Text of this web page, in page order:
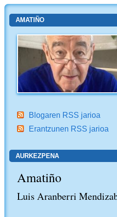
AMATIÑO
Blogaren RSS jarioa
Erantzunen RSS jarioa
AURKEZPENA
Amatiño
Luis Aranberri